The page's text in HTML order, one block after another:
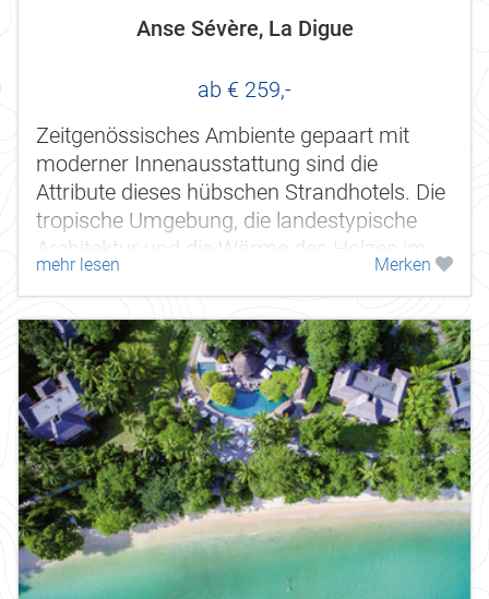
Anse Sévère, La Digue
ab € 259,-
Zeitgenössisches Ambiente gepaart mit
moderner Innenausstattung sind die
Attribute dieses hübschen Strandhotels. Die
tropische Umgebung, die landestypische
Architektur und die Wärme des Holzes im
reinen Zen-Stil verbinden sich harmonisch...
mehr lesen Merken